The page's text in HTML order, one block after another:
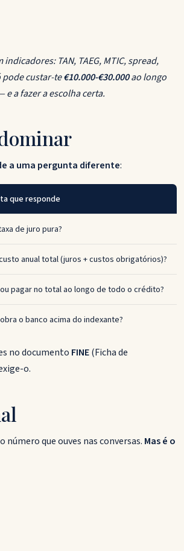
TAN, TAEG, MTIC, spread,
pode custar-te€10.000-€30.000ao longo
a fazer a escolha certa.
a uma pergunta diferente:
que responde
de juro pura?
anual total (juros + custos obrigatórios)?
pagar no total ao longo de todo o crédito?
o banco acima do indexante?
no documento FINE(Ficha de
o.
número que ouves nas conversas. Mas é o